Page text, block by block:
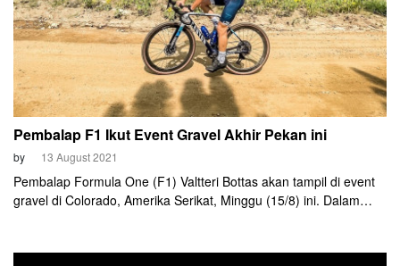
Pembalap F1 Ikut Event Gravel Akhir Pekan ini
by 13 August 2021
Pembalap Formula One (F1) Valtteri Bottas akan tampil di event
gravel di Colorado, Amerika Serikat, Minggu (15/8) ini. Dalam